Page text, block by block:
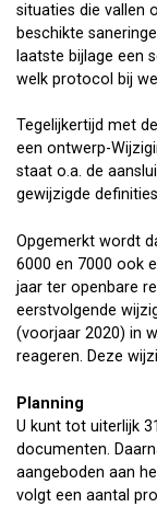
situaties die vallen
beschikte
laatste bijlage een
welk protocol bij
Tegelijkertijd met
een ontwerp-
staat o.a. de
gewijzigde
Opgemerkt wordt
6000 en 7000 ook
jaar ter openbare
eerstvolgende
(voorjaar 2020) in
reageren. Deze
Planning
U kunt tot uiterlijk
documenten.
aangeboden aan
volgt een aantal